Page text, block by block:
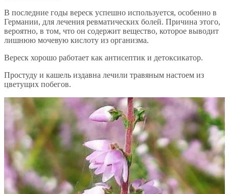
В последние годы вереск успешно используется, особенно в
Германии, для лечения ревматических болей. Причина этого,
вероятно, в том, что он содержит вещество, которое выводит
лишнюю мочевую кислоту из организма.
Вереск хорошо работает как антисептик и детоксикатор.
Простуду и кашель издавна лечили травяным настоем из
цветущих побегов.